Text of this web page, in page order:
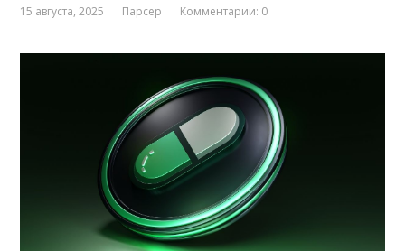
15 августа, 2025 Парсер Комментарии: 0